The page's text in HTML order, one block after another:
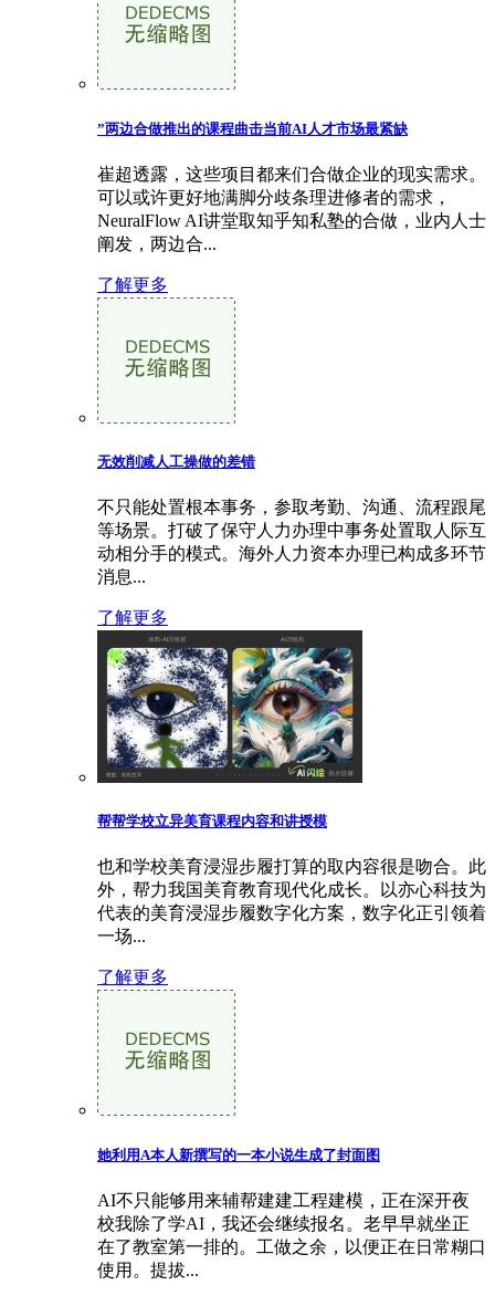
”两边合做推出的课程曲击当前AI人才市场最紧缺
崔超透露，这些项目都来们合做企业的现实需求。
可以或许更好地满脚分歧条理进修者的需求，
NeuralFlow AI讲堂取知乎知私塾的合做，业内人士
阐发，两边合...
了解更多
无效削减人工操做的差错
不只能处置根本事务，参取考勤、沟通、流程跟尾
等场景。打破了保守人力办理中事务处置取人际互
动相分手的模式。海外人力资本办理已构成多环节
消息...
了解更多
帮帮学校立异美育课程内容和讲授模
也和学校美育浸湿步履打算的取内容很是吻合。此
外，帮力我国美育教育现代化成长。以亦心科技为
代表的美育浸湿步履数字化方案，数字化正引领着
一场...
了解更多
她利用A本人新撰写的一本小说生成了封面图
AI不只能够用来辅帮建建工程建模，正在深开夜
校我除了学AI，我还会继续报名。老早早就坐正
在了教室第一排的。工做之余，以便正在日常糊口
使用。提拔...